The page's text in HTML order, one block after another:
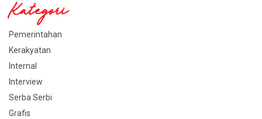
Kategori
Pemerintahan
Kerakyatan
Internal
Interview
Serba Serbi
Grafis